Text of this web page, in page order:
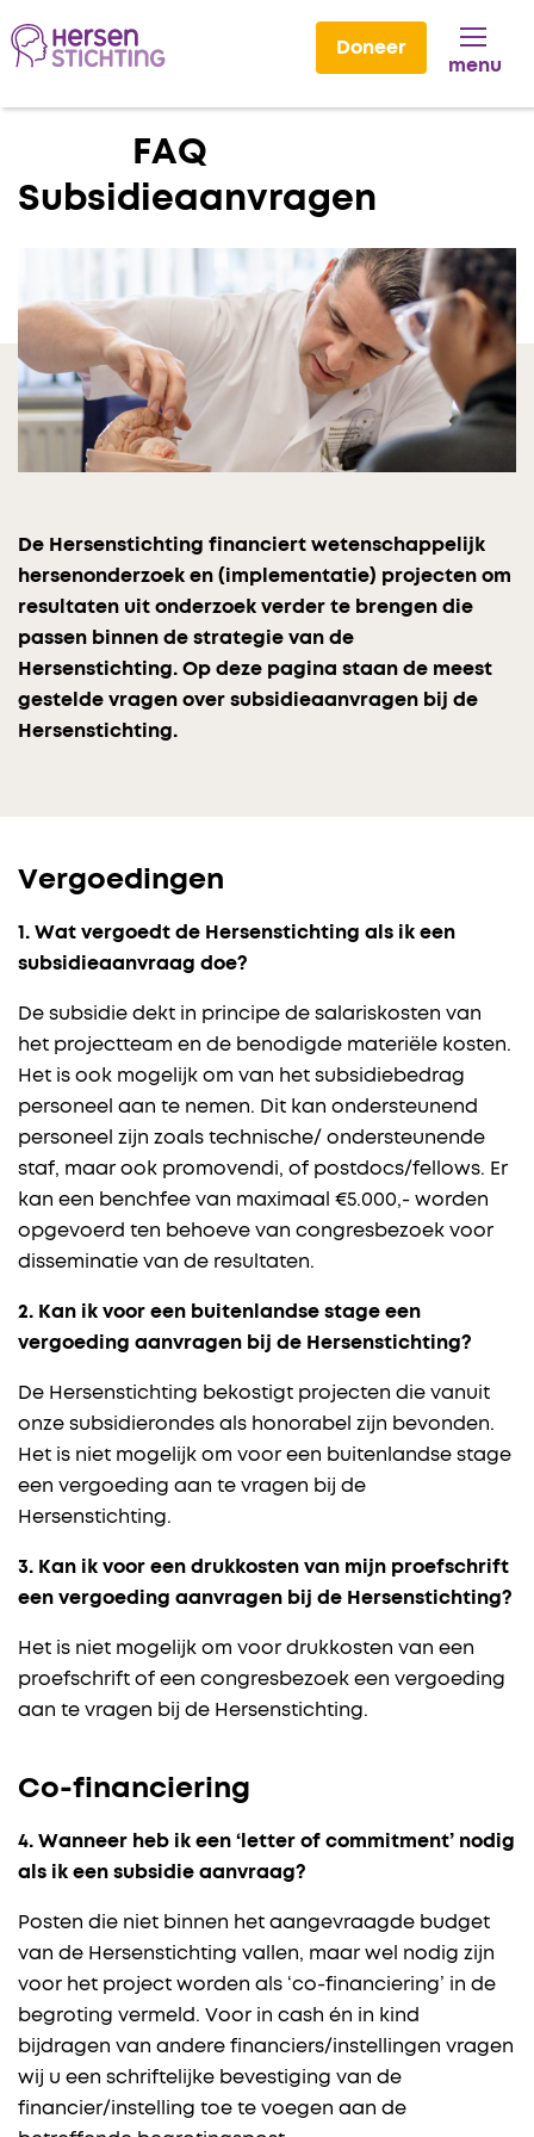
Doneer
menu
Lees voor
FAQ
Subsidieaanvragen
De Hersenstichting financiert wetenschappelijk
hersenonderzoek en (implementatie) projecten om
resultaten uit onderzoek verder te brengen die
passen binnen de strategie van de
Hersenstichting. Op deze pagina staan de meest
gestelde vragen over subsidieaanvragen bij de
Hersenstichting.
Vergoedingen
1. Wat vergoedt de Hersenstichting als ik een
subsidieaanvraag doe?
De subsidie dekt in principe de salariskosten van
het projectteam en de benodigde materiële kosten.
Het is ook mogelijk om van het subsidiebedrag
personeel aan te nemen. Dit kan ondersteunend
personeel zijn zoals technische/ ondersteunende
staf, maar ook promovendi, of postdocs/fellows. Er
kan een benchfee van maximaal €5.000,- worden
opgevoerd ten behoeve van congresbezoek voor
disseminatie van de resultaten.
2. Kan ik voor een buitenlandse stage een
vergoeding aanvragen bij de Hersenstichting?
De Hersenstichting bekostigt projecten die vanuit
onze subsidierondes als honorabel zijn bevonden.
Het is niet mogelijk om voor een buitenlandse stage
een vergoeding aan te vragen bij de
Hersenstichting.
3. Kan ik voor een drukkosten van mijn proefschrift
een vergoeding aanvragen bij de Hersenstichting?
Het is niet mogelijk om voor drukkosten van een
proefschrift of een congresbezoek een vergoeding
aan te vragen bij de Hersenstichting.
Co-financiering
4. Wanneer heb ik een ‘letter of commitment’ nodig
als ik een subsidie aanvraag?
Posten die niet binnen het aangevraagde budget
van de Hersenstichting vallen, maar wel nodig zijn
voor het project worden als ‘co-financiering’ in de
begroting vermeld. Voor in cash én in kind
bijdragen van andere financiers/instellingen vragen
wij u een schriftelijke bevestiging van de
financier/instelling toe te voegen aan de